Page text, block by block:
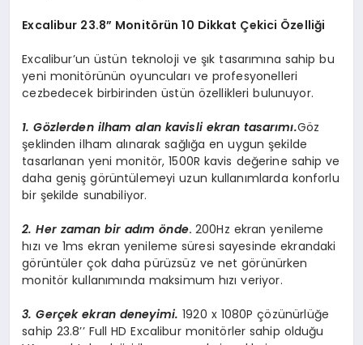
Excalibur 23.8” Monitörün 10 Dikkat Çekici Özelliği
Excalibur’un üstün teknoloji ve şık tasarımına sahip bu
yeni monitörünün oyuncuları ve profesyonelleri
cezbedecek birbirinden üstün özellikleri bulunuyor.
1. Gözlerden ilham alan kavisli ekran tasarımı.Göz
şeklinden ilham alınarak sağlığa en uygun şekilde
tasarlanan yeni monitör, 1500R kavis değerine sahip ve
daha geniş görüntülemeyi uzun kullanımlarda konforlu
bir şekilde sunabiliyor.
2. Her zaman bir adım önde. 200Hz ekran yenileme
hızı ve 1ms ekran yenileme süresi sayesinde ekrandaki
görüntüler çok daha pürüzsüz ve net görünürken
monitör kullanımında maksimum hızı veriyor.
3. Gerçek ekran deneyimi.1920 x 1080P çözünürlüğe
sahip 23.8’’ Full HD Excalibur monitörler sahip olduğu